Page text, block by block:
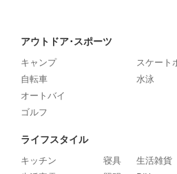
アウトドア･スポーツ
キャンプ
自転車
オートバイ
ゴルフ
スケート
水泳
ライフスタイル
キッチン
寝具
生活雑貨